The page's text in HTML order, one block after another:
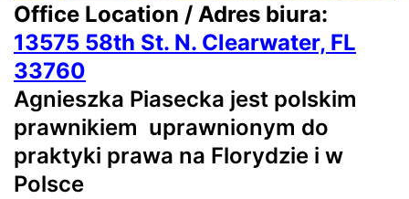
Office Location / Adres biura:
13575 58th St. N. Clearwater, FL
33760
Agnieszka Piasecka jest polskim
prawnikiem uprawnionym do
praktyki prawa na Florydzie i w
Polsce